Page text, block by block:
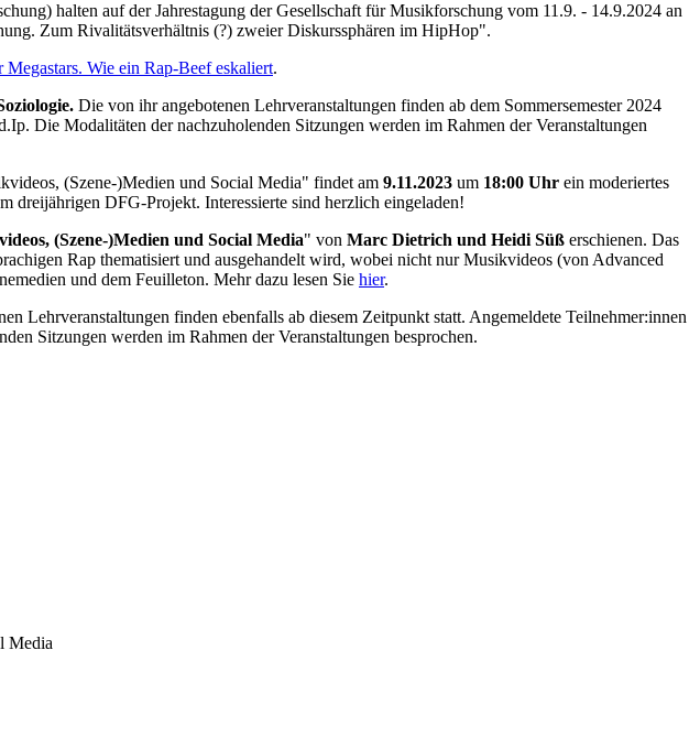
halten auf der Jahrestagung der Gesellschaft für Musikforschung vom 11.9. - 14.9.2024 an
Zum Rivalitätsverhältnis (?) zweier Diskurssphären im HipHop".
Wie ein Rap-Beef eskaliert.
Die von ihr angebotenen Lehrveranstaltungen finden ab dem Sommersemester 2024
Die Modalitäten der nachzuholenden Sitzungen werden im Rahmen der Veranstaltungen
(Szene-)Medien und Social Media" findet am 9.11.2023 um 18:00 Uhr ein moderiertes
dreijährigen DFG-Projekt. Interessierte sind herzlich eingeladen!
(Szene-)Medien und Social Media" von Marc Dietrich und Heidi Süß erschienen. Das
Rap thematisiert und ausgehandelt wird, wobei nicht nur Musikvideos (von Advanced
und dem Feuilleton. Mehr dazu lesen Sie hier.
Lehrveranstaltungen finden ebenfalls ab diesem Zeitpunkt statt. Angemeldete Teilnehmer:innen
Sitzungen werden im Rahmen der Veranstaltungen besprochen.